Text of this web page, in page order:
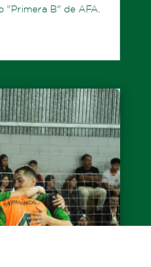
"Primera B" de AFA.